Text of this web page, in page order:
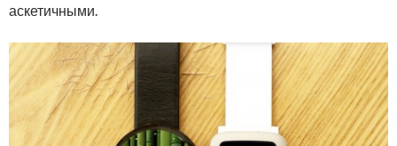
аскетичными.